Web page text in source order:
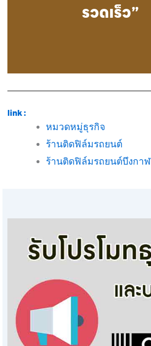
รวดเร็ว”
link :
หมวดหมู่ธุรกิจ
ร้านติดฟิล์มรถยนต์
ร้านติดฟิล์มรถยนต์บึงกาฬ